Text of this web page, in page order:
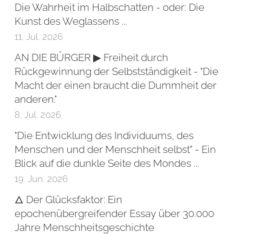
Die Wahrheit im Halbschatten - oder: Die
Kunst des Weglassens ...
11. Jul. 2026
AN DIE BÜRGER ▶ Freiheit durch
Rückgewinnung der Selbstständigkeit - "Die
Macht der einen braucht die Dummheit der
anderen."
8. Jul. 2026
"Die Entwicklung des Individuums, des
Menschen und der Menschheit selbst" - Ein
Blick auf die dunkle Seite des Mondes ...
19. Jun. 2026
🜂 Der Glücksfaktor: Ein
epochenübergreifender Essay über 30.000
Jahre Menschheitsgeschichte